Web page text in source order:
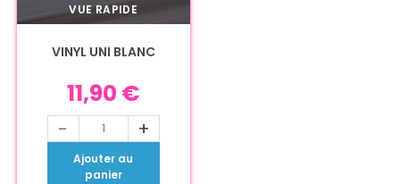
VUE RAPIDE
VINYL UNI BLANC
11,90 €
- +
Ajouter au
panier